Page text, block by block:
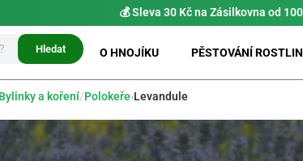
⚡ MožnostPRIO doručení do 24
Hledat O HNOJÍKU PĚSTOVÁNÍ ROSTLIN
Bylinky a koření/Polokeře›Levandule